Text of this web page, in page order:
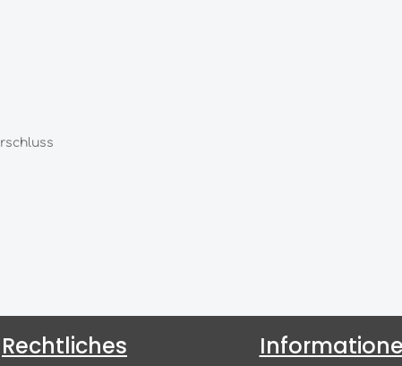
Rechtliches